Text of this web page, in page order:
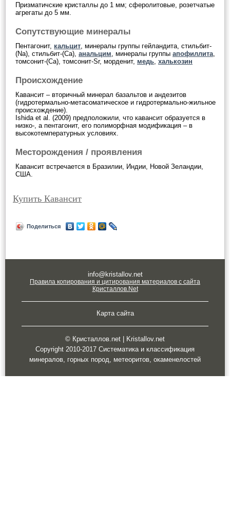
Призматичские кристаллы до 1 мм; сферолитовые, розетчатые
агрегаты до 5 мм.
Сопутствующие минералы
Пентагонит, кальцит , минералы группы гейландита, стильбит-
(Na), стильбит-(Ca), анальцим , минералы группы апофиллита
томсонит-(Ca), томсонит-Sr, морденит, медь халькозин
Происхождение
Кавансит – вторичный минерал базальтов и андезитов
(гидротермально-метасоматическое и гидротермально-жильное
происхождение).
Ishida et al. (2009) предположили, что кавансит образуется в
низко-, а пентагонит, его полиморфная модификация – в
высокотемпературных условиях.
Месторождения / проявления
Кавансит встречается в Бразилии, Индии, Новой Зеландии,
США.
Купить Кавансит
Поделиться
info@kristallov.net
Правила копирования и цитирования материалов с сайта
Кристаллов.Net
Карта сайта
© Кристаллов.net | Kristallov.net
Copyright 2010-2017 Систематика и классификация
минералов, горных пород, метеоритов, окаменелостей